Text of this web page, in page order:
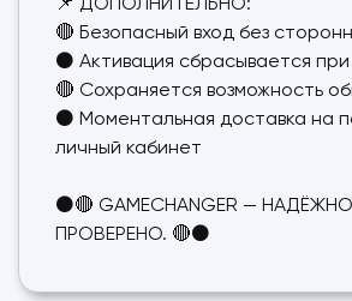
📌 ДОПОЛНИТЕЛЬНО:
🔴 Безопасный вход без
⚫ Активация сбрасывается
🔴 Сохраняется возможность
⚫ Моментальная доставка на
личный кабинет
⚫🔴 GAMECHANGER —
ПРОВЕРЕНО. 🔴⚫